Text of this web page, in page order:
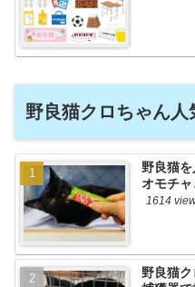
野良猫クロちゃん人
野良猫
オモチ
1614
野良猫